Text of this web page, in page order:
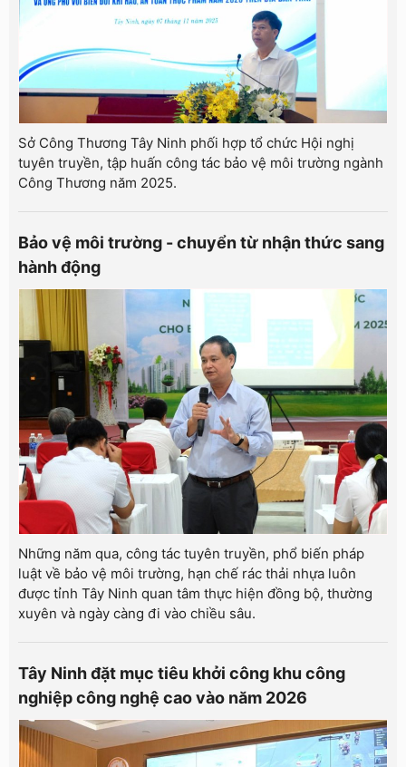
Sở Công Thương Tây Ninh phối hợp tổ chức Hội nghị
tuyên truyền, tập huấn công tác bảo vệ môi trường ngành
Công Thương năm 2025.
Bảo vệ môi trường - chuyển từ nhận thức sang
hành động
Những năm qua, công tác tuyên truyền, phổ biến pháp
luật về bảo vệ môi trường, hạn chế rác thải nhựa luôn
được tỉnh Tây Ninh quan tâm thực hiện đồng bộ, thường
xuyên và ngày càng đi vào chiều sâu.
Tây Ninh đặt mục tiêu khởi công khu công
nghiệp công nghệ cao vào năm 2026